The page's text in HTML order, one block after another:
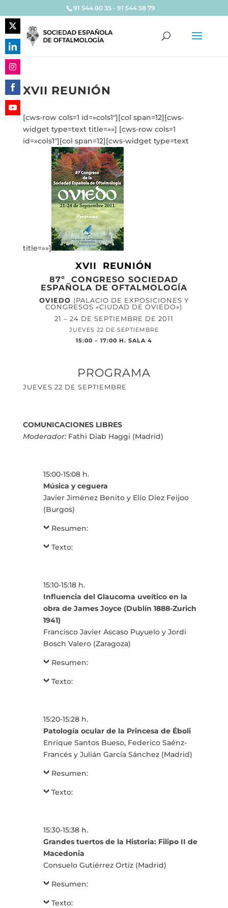
91 544 80 35 - 91 544 58 79
XVII REUNIÓN
[cws-row cols=1 id=»cols1″][col span=12][cws-
widget type=text title=»»] [cws-row cols=1
id=»cols1″][col span=12][cws-widget type=text
title=»»]
XVII REUNIÓN
87º CONGRESO SOCIEDAD
ESPAÑOLA DE OFTALMOLOGÍA
OVIEDO (PALACIO DE EXPOSICIONES Y
CONGRESOS «CIUDAD DE OVIEDO»)
21 – 24 DE SEPTIEMBRE DE 2011
JUEVES 22 DE SEPTIEMBRE
15:00 – 17:00 H. SALA 4
PROGRAMA
JUEVES 22 DE SEPTIEMBRE
COMUNICACIONES LIBRES
Moderador:Fathi Diab Haggi (Madrid)
15:00-15:08 h.
Música y ceguera
Javier Jiménez Benito y Elío Díez Feijoo
(Burgos)
Resumen:
Texto:
15:10-15:18 h.
Influencia del Glaucoma uveítico en la
obra de James Joyce (Dublín 1888-Zurich
1941)
Francisco Javier Ascaso Puyuelo y Jordi
Bosch Valero (Zaragoza)
Resumen:
Texto:
15:20-15:28 h.
Patología ocular de la Princesa de Éboli
Enrique Santos Bueso, Federico Saénz-
Francés y Julián García Sánchez (Madrid)
Resumen:
Texto:
15:30-15:38 h.
Grandes tuertos de la Historia: Filipo II de
Macedonia
Consuelo Gutiérrez Ortíz (Madrid)
Resumen:
Texto:
Share
on
Twitter
Share
on
LinkedIn
Share
on
Instagram
Share
on
Facebook
Share
YouTube